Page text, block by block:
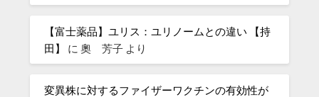
【富士薬品】ユリス：ユリノームとの違い 【持
田】
に奧 芳子 より
変異株に対するファイザーワクチンの有効性が